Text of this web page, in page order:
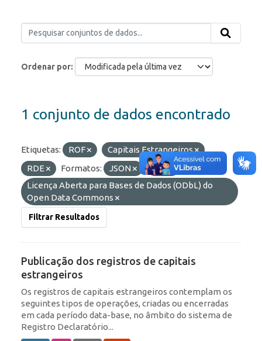
Ordenar por
1 conjunto de dados encontrado
Etiquetas: ROF
Capitais Estrangeiros
RDE
Formatos: JSON API
Licenças:
Licença Aberta para Bases de Dados (ODbL) do
Open Data Commons
Filtrar Resultados
Publicação dos registros de capitais
estrangeiros
Os registros de capitais estrangeiros contemplam os
seguintes tipos de operações, criadas ou encerradas
em cada período data-base, no âmbito do sistema de
Registro Declaratório...